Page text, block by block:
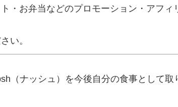
・お弁当などのプロモーション・アフィ
い。
（ナッシュ）を今後自分の食事として取